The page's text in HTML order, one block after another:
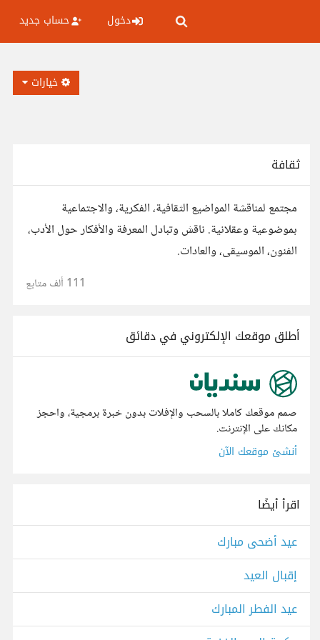
دخول حساب جديد
خيارات
ثقافة
مجتمع لمناقشة المواضيع الثقافية، الفكرية، والاجتماعية
بموضوعية وعقلانية. ناقش وتبادل المعرفة والأفكار حول الأدب،
الفنون، الموسيقى، والعادات.
111 ألف متابع
أطلق موقعك الإلكتروني في دقائق
صمم موقعك كاملا بالسحب والإفلات بدون خبرة برمجية، واحجز
مكانك على الإنترنت.
أنشئ موقعك الآن
اقرأ أيضًا
عيد أضحى مبارك
إقبال العيد
عيد الفطر المبارك